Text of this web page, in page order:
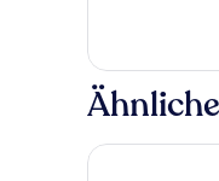
Suite,
2 Schlafzimmer
Motel 6